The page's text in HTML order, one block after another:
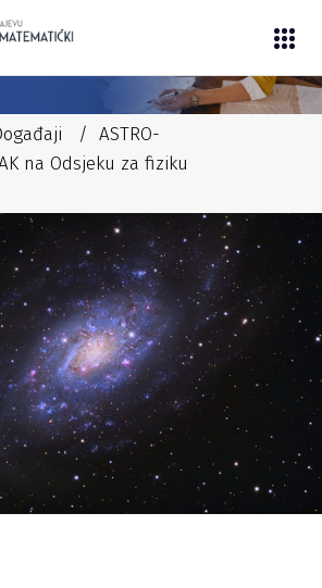
/ASTRO-
na Odsjeku za fiziku